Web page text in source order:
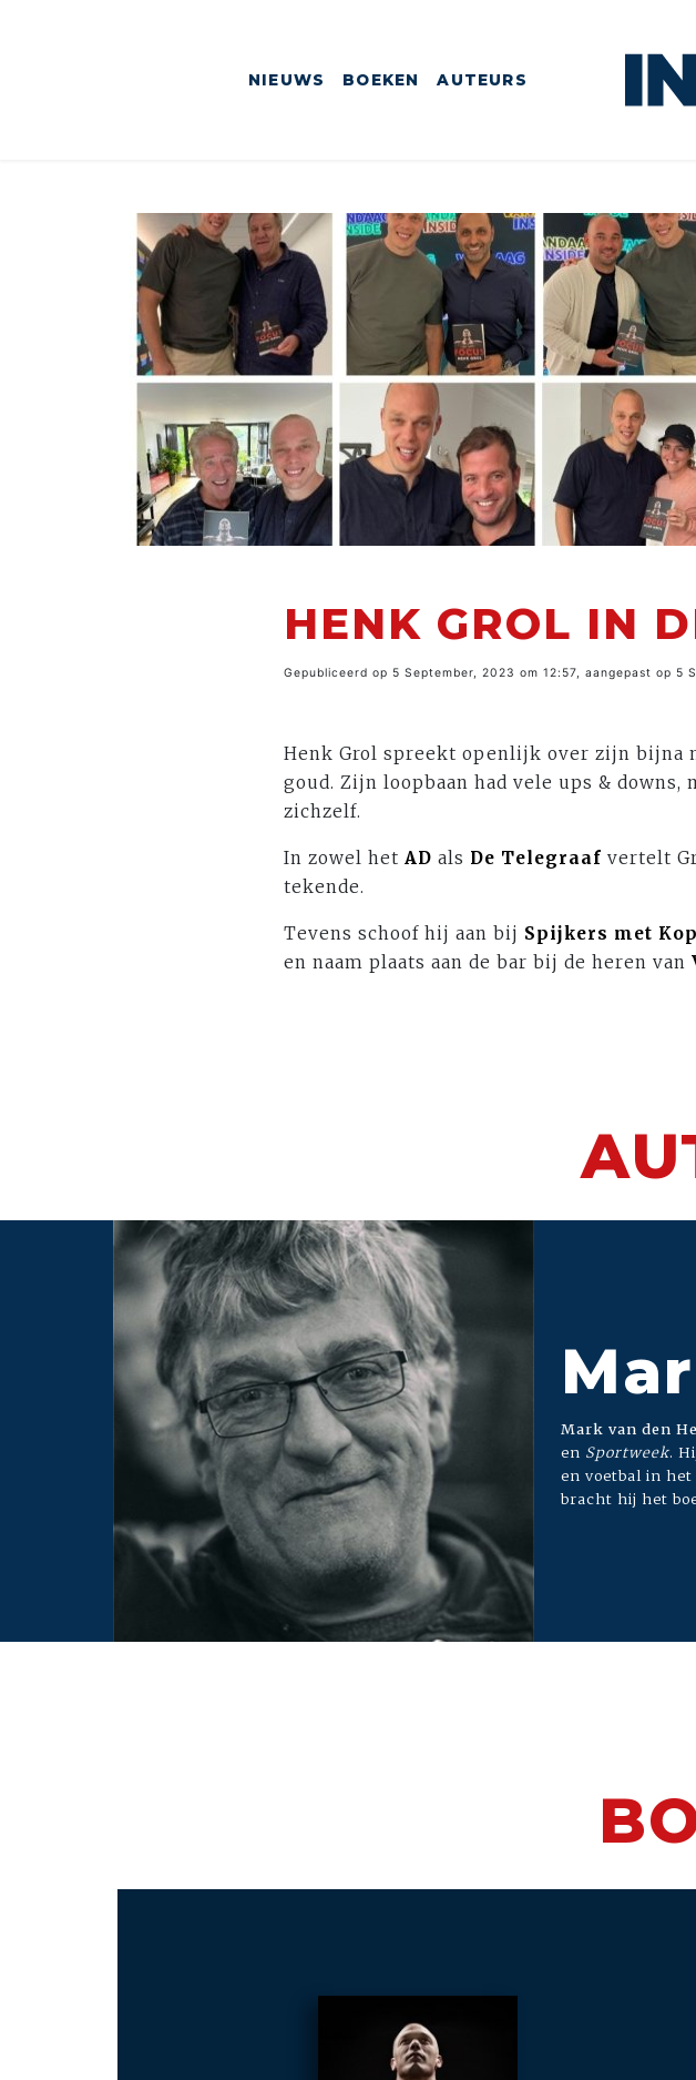
NIEUWS BOEKEN AUTEURS
HENK GROL IN
Gepubliceerd op 5 September, 2023 om 12:57, aangepast op 5
Henk Grol spreekt openlijk over zijn bijna
goud. Zijn loopbaan had vele ups &
zichzelf.
In zowel het AD als De Telegraaf vertelt
tekende.
Tevens schoof hij aan bij Spijkers met
en naam plaats aan de bar bij de heren van
Mark van den
en Sportweek.
en voetbal in
bracht hij het